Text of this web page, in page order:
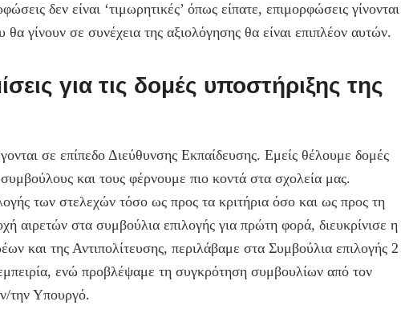
δεν είναι ‘τιμωρητικές’ όπως είπατε, επιμορφώσεις γίνονται
γίνουν σε συνέχεια της αξιολόγησης θα είναι επιπλέον αυτών.
για τις δομές υποστήριξης της
σε επίπεδο Διεύθυνσης Εκπαίδευσης. Εμείς θέλουμε δομές
και τους φέρνουμε πιο κοντά στα σχολεία μας.
των στελεχών τόσο ως προς τα κριτήρια όσο και ως προς τη
αιρετών στα συμβούλια επιλογής για πρώτη φορά, διευκρίνισε η
και της Αντιπολίτευσης, περιλάβαμε στα Συμβούλια επιλογής 2
ενώ προβλέψαμε τη συγκρότηση συμβουλίων από τον
την Υπουργό.